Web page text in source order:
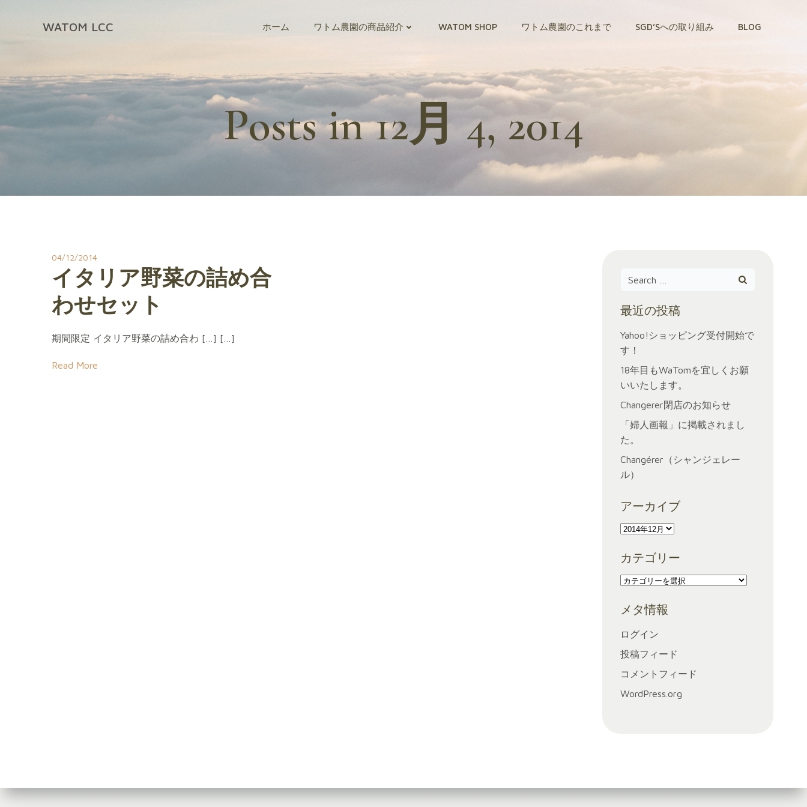
へ
ス
WATOM LCC ホーム ワトム農園の商品紹介 WATOM SHOP ワトム農園のこれまで SGD’Sへの取り組み BLOG
Posts in 12月 4, 2014
04/12/2014
イタリア野菜の詰め合
わせセット
期間限定 イタリア野菜の詰め合わ […] […]
Read More
Search
最近の投稿
Yahoo!ショッピング受付開始で
す！
18年目もWaTomを宜しくお願
いいたします。
Changerer閉店のお知らせ
「婦人画報」に掲載されまし
た。
Changérer（シャンジェレー
ル）
アーカイブ
ア
カ
イ
ブ
カテゴリー
カ
ゴ
ー
メタ情報
ログイン
投稿フィード
コメントフィード
WordPress.org